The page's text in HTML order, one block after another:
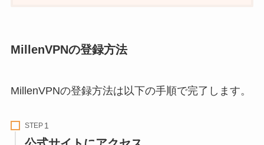
MillenVPNの登録方法
MillenVPNの登録方法は以下の手順で完了します。
STEP